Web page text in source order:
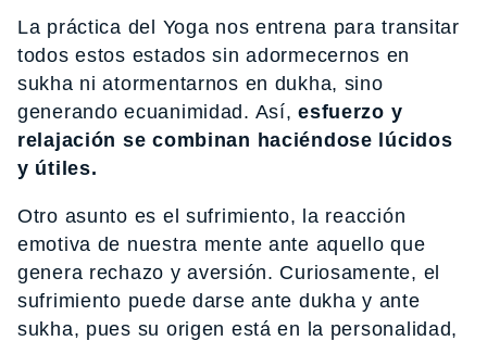
La práctica del Yoga nos entrena para transitar
todos estos estados sin adormecernos en
sukha ni atormentarnos en dukha, sino
generando ecuanimidad. Así, esfuerzo y
relajación se combinan haciéndose lúcidos
y útiles.
Otro asunto es el sufrimiento, la reacción
emotiva de nuestra mente ante aquello que
genera rechazo y aversión. Curiosamente, el
sufrimiento puede darse ante dukha y ante
sukha, pues su origen está en la personalidad,